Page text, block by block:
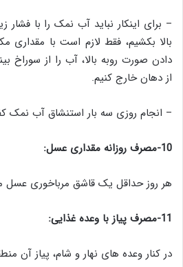
– برای اینکار نباید آب نمک را با
بالا بکشیم، فقط لازم است با
دادن صورت روبه بالا، آب را از سوراخ
از دهان خارج کنیم.
– انجام روزی سه بار استنشاق آب نمک
10-مصرف روزانه مقداری عسل:
هر روز حداقل یک قاشق مرباخوری عسل
11-مصرف پیاز با وعده غذایی:
در کنار وعده های نهار و شام، پیاز آن